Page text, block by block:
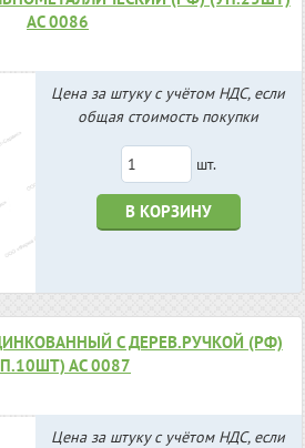
АС 0086
Цена за штуку с учётом НДС, если
общая стоимость покупки
шт.
В КОРЗИНУ
С ДЕРЕВ.РУЧКОЙ (РФ)
АС 0087
Цена за штуку с учётом НДС, если